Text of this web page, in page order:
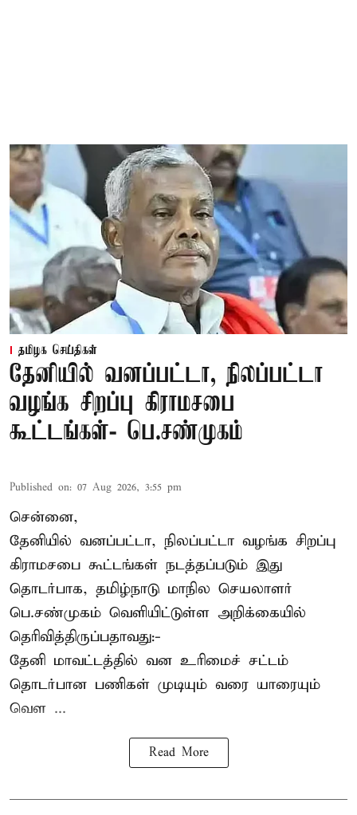
தமிழக செய்திகள்
தேனியில் வனப்பட்டா, நிலப்பட்டா
வழங்க சிறப்பு கிராமசபை
கூட்டங்கள்- பெ.சண்முகம்
Published on: 07 Aug 2026, 3:55 pm
சென்னை,
தேனியில் வனப்பட்டா, நிலப்பட்டா வழங்க சிறப்பு
கிராமசபை கூட்டங்கள் நடத்தப்படும் இது
தொடர்பாக, தமிழ்நாடு மாநில செயலாளர்
பெ.சண்முகம் வெளியிட்டுள்ள அறிக்கையில்
தெரிவித்திருப்பதாவது:-
தேனி மாவட்டத்தில் வன உரிமைச் சட்டம்
தொடர்பான பணிகள் முடியும் வரை யாரையும்
வெள ...
Read More